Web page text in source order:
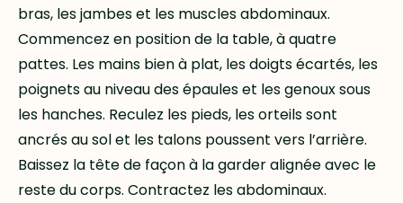
bras, les jambes et les muscles abdominaux.
Commencez en position de la table, à quatre
pattes. Les mains bien à plat, les doigts écartés, les
poignets au niveau des épaules et les genoux sous
les hanches. Reculez les pieds, les orteils sont
ancrés au sol et les talons poussent vers l’arrière.
Baissez la tête de façon à la garder alignée avec le
reste du corps. Contractez les abdominaux.